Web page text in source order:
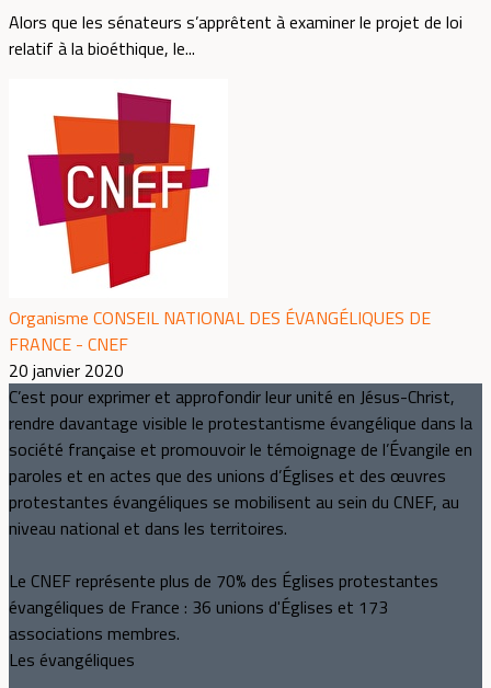
Alors que les sénateurs s’apprêtent à examiner le projet de loi
relatif à la bioéthique, le...
Organisme CONSEIL NATIONAL DES ÉVANGÉLIQUES DE
FRANCE - CNEF
20 janvier 2020
C’est pour exprimer et approfondir leur unité en Jésus-Christ,
rendre davantage visible le protestantisme évangélique dans la
société française et promouvoir le témoignage de l’Évangile en
paroles et en actes que des unions d’Églises et des œuvres
protestantes évangéliques se mobilisent au sein du CNEF, au
niveau national et dans les territoires.
Le CNEF représente plus de 70% des Églises protestantes
évangéliques de France : 36 unions d'Églises et 173
associations membres.
Les évangéliques